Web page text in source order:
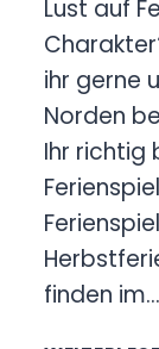
Lust auf
ihr gerne
Norden
Ihr richtig
finden im…